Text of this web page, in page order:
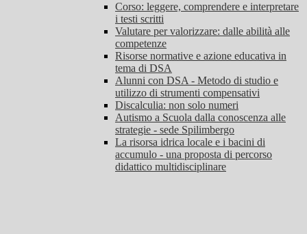
Corso: leggere, comprendere e interpretare
i testi scritti
Valutare per valorizzare: dalle abilità alle
competenze
Risorse normative e azione educativa in
tema di DSA
Alunni con DSA - Metodo di studio e
utilizzo di strumenti compensativi
Discalculia: non solo numeri
Autismo a Scuola dalla conoscenza alle
strategie - sede Spilimbergo
La risorsa idrica locale e i bacini di
accumulo - una proposta di percorso
didattico multidisciplinare